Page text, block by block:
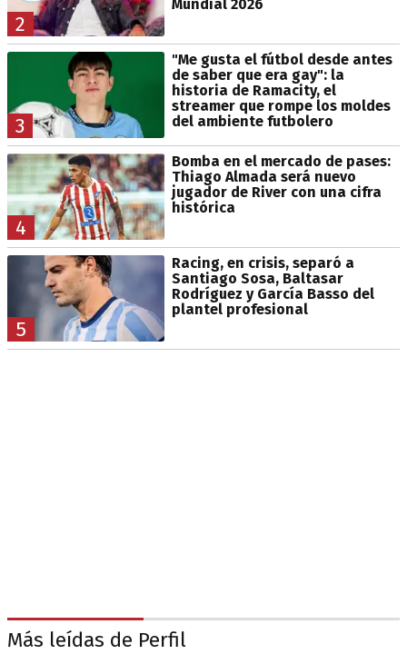
2
Mundial 2026
3
"Me gusta el fútbol desde antes
de saber que era gay": la
historia de Ramacity, el
streamer que rompe los moldes
del ambiente futbolero
4
Bomba en el mercado de pases:
Thiago Almada será nuevo
jugador de River con una cifra
histórica
5
Racing, en crisis, separó a
Santiago Sosa, Baltasar
Rodríguez y García Basso del
plantel profesional
Más leídas de Perfil